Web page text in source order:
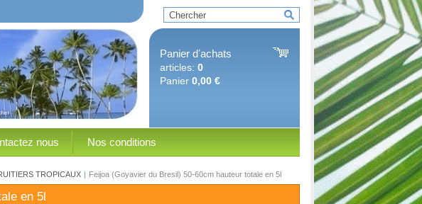
Panier dʼachats
articles: 0
Panier 0,00 €
nous Nos conditions
TROPICAUX | Feijoa (Goyavier du Bresil) 50-60cm hauteur totale en 5l
en 5l